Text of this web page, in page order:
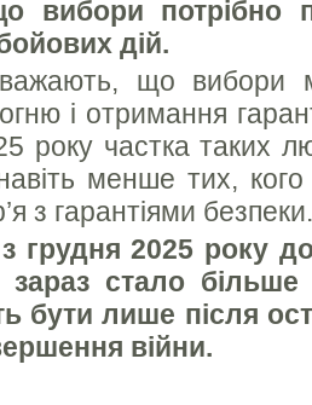
вибори потрібно
дій.
що вибори
і отримання
року частка таких
менше тих,
з гарантіями
грудня 2025 року
стало
бути лише після
війни.